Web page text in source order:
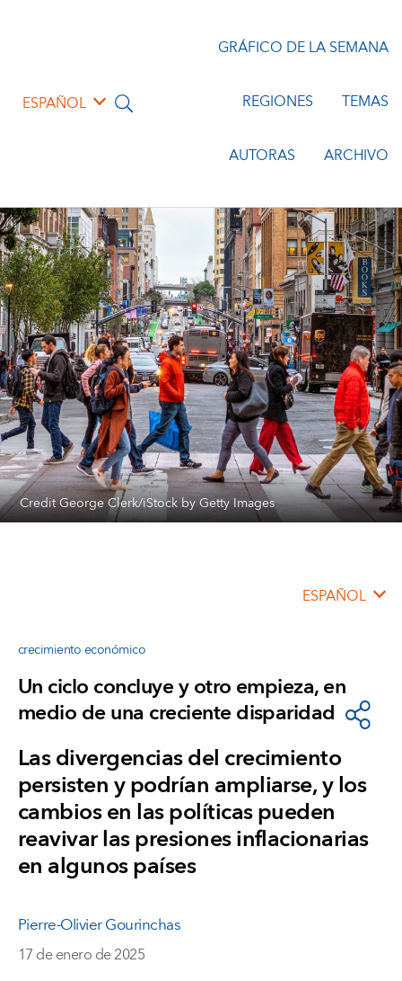
ESPAÑOL
GRÁFICO DE LA SEMANA
REGIONES TEMAS
AUTORAS ARCHIVO
Credit George Clerk/iStock by Getty Images
ESPAÑOL
crecimiento económico
Un ciclo concluye y otro empieza, en
medio de una creciente disparidad
Las divergencias del crecimiento
persisten y podrían ampliarse, y los
cambios en las políticas pueden
reavivar las presiones inflacionarias
en algunos países
Pierre-Olivier Gourinchas
17 de enero de 2025